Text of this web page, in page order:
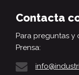
Contacta
Para preguntas y
Prensa: